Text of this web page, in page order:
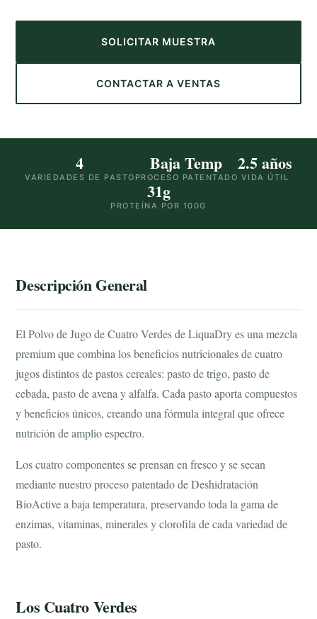
SOLICITAR MUESTRA
CONTACTAR A VENTAS
4
VARIEDADES DE PASTO
Baja Temp
PROCESO PATENTADO
2.5 años
VIDA ÚTIL
31g
PROTEÍNA POR 100G
Descripción General
El Polvo de Jugo de Cuatro Verdes de LiquaDry es una mezcla
premium que combina los beneficios nutricionales de cuatro
jugos distintos de pastos cereales: pasto de trigo, pasto de
cebada, pasto de avena y alfalfa. Cada pasto aporta compuestos
y beneficios únicos, creando una fórmula integral que ofrece
nutrición de amplio espectro.
Los cuatro componentes se prensan en fresco y se secan
mediante nuestro proceso patentado de Deshidratación
BioActive a baja temperatura, preservando toda la gama de
enzimas, vitaminas, minerales y clorofila de cada variedad de
pasto.
Los Cuatro Verdes